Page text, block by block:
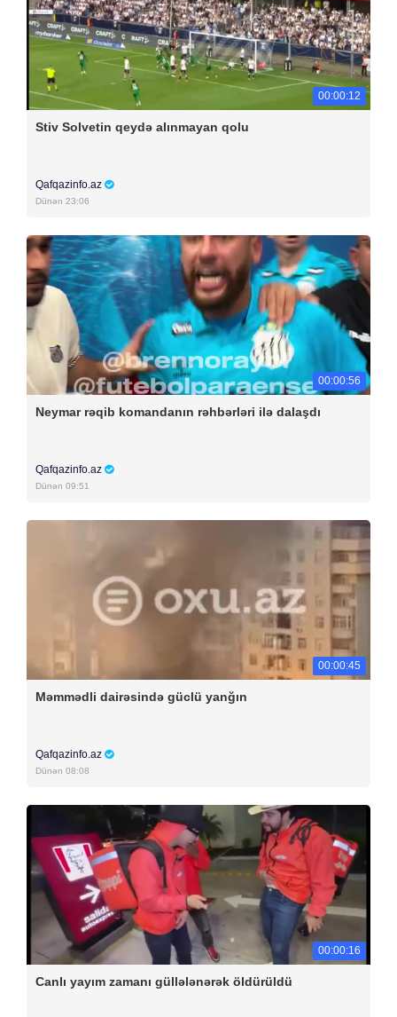
00:00:12
Stiv Solvetin qeydə alınmayan qolu
Qafqazinfo.az
Dünən 23:06
00:00:56
Neymar rəqib komandanın rəhbərləri ilə dalaşdı
Qafqazinfo.az
Dünən 09:51
00:00:45
Məmmədli dairəsində güclü yanğın
Qafqazinfo.az
Dünən 08:08
00:00:16
Canlı yayım zamanı güllələnərək öldürüldü